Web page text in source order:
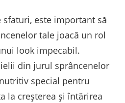
sfaturi, este important să
tale joacă un rol
look impecabil.
din jurul sprâncenelor
special pentru
la creșterea și întărirea